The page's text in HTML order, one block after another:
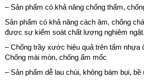
– Sản phẩm có khả năng chống thấm,
Sản phẩm có khả năng cách âm, chống
được sự kiểm soát chất lượng nghiêm ngặt.
– Chống trầy xước hiệu quả trên tấm nhựa
Chống mài mòn, chống ẩm mốc
– Sản phẩm dễ lau chùi, không bám bụi, bề